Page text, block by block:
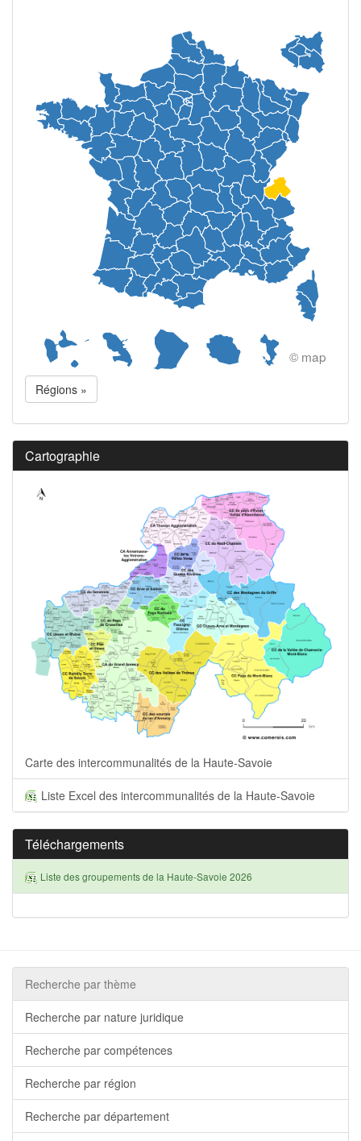
© map
Régions »
Cartographie
Carte des intercommunalités de la Haute-Savoie
Liste Excel des intercommunalités de la Haute-Savoie
Téléchargements
Liste des groupements de la Haute-Savoie 2026
Recherche par thème
Recherche par nature juridique
Recherche par compétences
Recherche par région
Recherche par département